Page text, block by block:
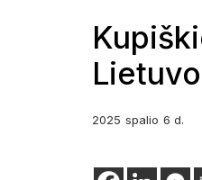
2025 spalio 6 d.